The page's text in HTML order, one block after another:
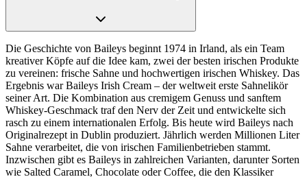
Die Geschichte von Baileys beginnt 1974 in Irland, als ein Team
kreativer Köpfe auf die Idee kam, zwei der besten irischen Produkte
zu vereinen: frische Sahne und hochwertigen irischen Whiskey. Das
Ergebnis war Baileys Irish Cream – der weltweit erste Sahnelikör
seiner Art. Die Kombination aus cremigem Genuss und sanftem
Whiskey-Geschmack traf den Nerv der Zeit und entwickelte sich
rasch zu einem internationalen Erfolg. Bis heute wird Baileys nach
Originalrezept in Dublin produziert. Jährlich werden Millionen Liter
Sahne verarbeitet, die von irischen Familienbetrieben stammt.
Inzwischen gibt es Baileys in zahlreichen Varianten, darunter Sorten
wie Salted Caramel, Chocolate oder Coffee, die den Klassiker